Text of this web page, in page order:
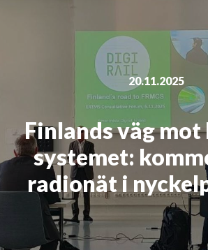
20.11.2025
Finlands väg mot
systemet:
radionät i